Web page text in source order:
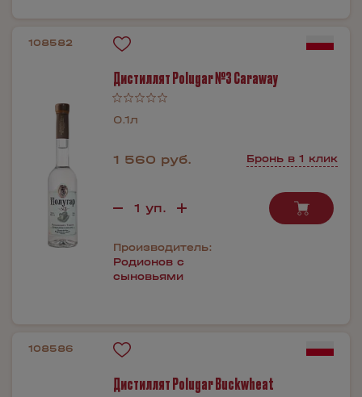
108582
Дистиллят Polugar №3 Caraway
0.1л
1 560 руб. Бронь в 1 клик
Производитель:
Родионов с
сыновьями
108586
Дистиллят Polugar Buckwheat